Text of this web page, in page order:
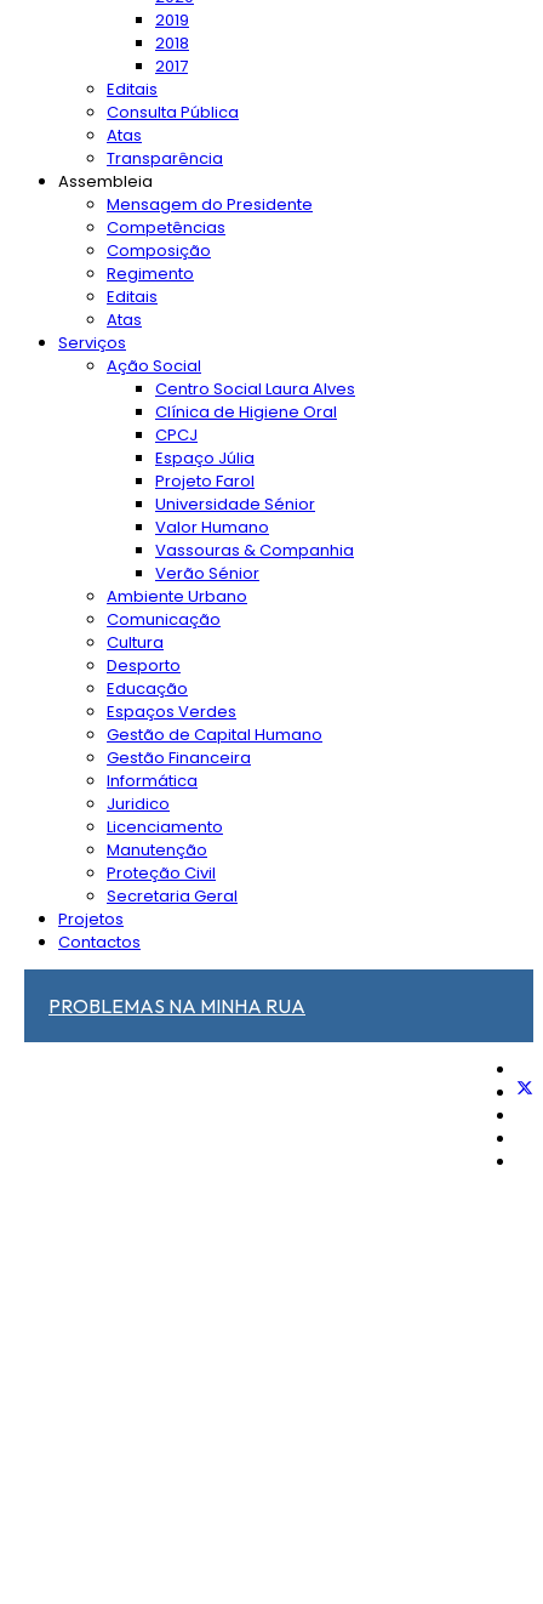
2019
2018
2017
Editais
Consulta Pública
Atas
Transparência
Assembleia
Mensagem do Presidente
Competências
Composição
Regimento
Editais
Atas
Serviços
Ação Social
Centro Social Laura Alves
Clínica de Higiene Oral
CPCJ
Espaço Júlia
Projeto Farol
Universidade Sénior
Valor Humano
Vassouras & Companhia
Verão Sénior
Ambiente Urbano
Comunicação
Cultura
Desporto
Educação
Espaços Verdes
Gestão de Capital Humano
Gestão Financeira
Informática
Juridico
Licenciamento
Manutenção
Proteção Civil
Secretaria Geral
Projetos
Contactos
PROBLEMAS NA MINHA RUA